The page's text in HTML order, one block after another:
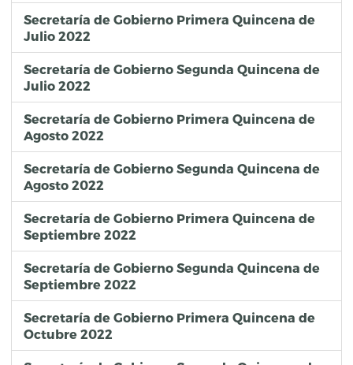
Secretaría de Gobierno Primera Quincena de
Julio 2022
Secretaría de Gobierno Segunda Quincena de
Julio 2022
Secretaría de Gobierno Primera Quincena de
Agosto 2022
Secretaría de Gobierno Segunda Quincena de
Agosto 2022
Secretaría de Gobierno Primera Quincena de
Septiembre 2022
Secretaría de Gobierno Segunda Quincena de
Septiembre 2022
Secretaría de Gobierno Primera Quincena de
Octubre 2022